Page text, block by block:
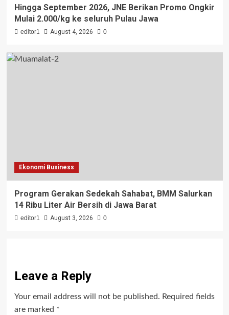
Hingga September 2026, JNE Berikan Promo Ongkir
Mulai 2.000/kg ke seluruh Pulau Jawa
editor1 August 4, 2026 0
Ekonomi Business
Program Gerakan Sedekah Sahabat, BMM Salurkan
14 Ribu Liter Air Bersih di Jawa Barat
editor1 August 3, 2026 0
Leave a Reply
Your email address will not be published. Required fields
are marked *